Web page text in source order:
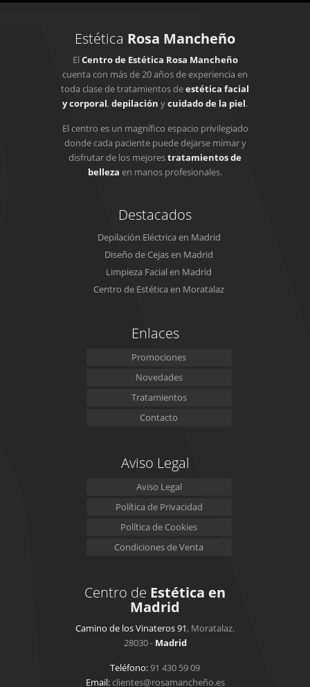
Estética Rosa Mancheño
El Centro de Estética Rosa Mancheño
cuenta con más de 20 años de experiencia en
toda clase de tratamientos deestética facial
y corporal, depilación ycuidado de la piel.
El centro es un magnífico espacio privilegiado
donde cada paciente puede dejarse mimar y
disfrutar de los mejorestratamientos de
belleza en manos profesionales.
Destacados
Depilación Eléctrica en Madrid
Diseño de Cejas en Madrid
Limpieza Facial en Madrid
Centro de Estética en Moratalaz
Enlaces
Promociones
Novedades
Tratamientos
Contacto
Aviso Legal
Aviso Legal
Política de Privacidad
Política de Cookies
Condiciones de Venta
Centro de Estética en
Madrid
Camino de los Vinateros 91, Moratalaz.
28030 - Madrid
Teléfono:91 430 59 09
Email:clientes@rosamancheño.es